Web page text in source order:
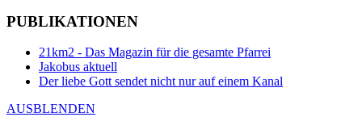
PUBLIKATIONEN
21km2 - Das Magazin für die gesamte Pfarrei
Jakobus aktuell
Der liebe Gott sendet nicht nur auf einem Kanal
AUSBLENDEN